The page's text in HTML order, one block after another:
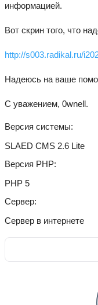
информацией.
Вот скрин того, что
http://s003.radikal.ru/
Надеюсь на ваше
С уважением, 0wnell.
Версия системы
SLAED CMS 2.6 Lite
Версия PHP
PHP 5
Сервер
Сервер в интернете